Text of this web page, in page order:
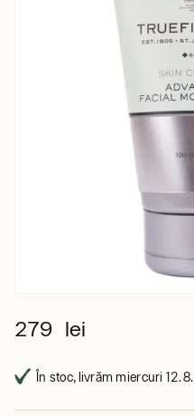
279 lei
În stoc, livrăm miercuri 12. 8.